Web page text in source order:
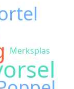
Merksplas